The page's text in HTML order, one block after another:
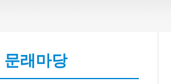
문래마당